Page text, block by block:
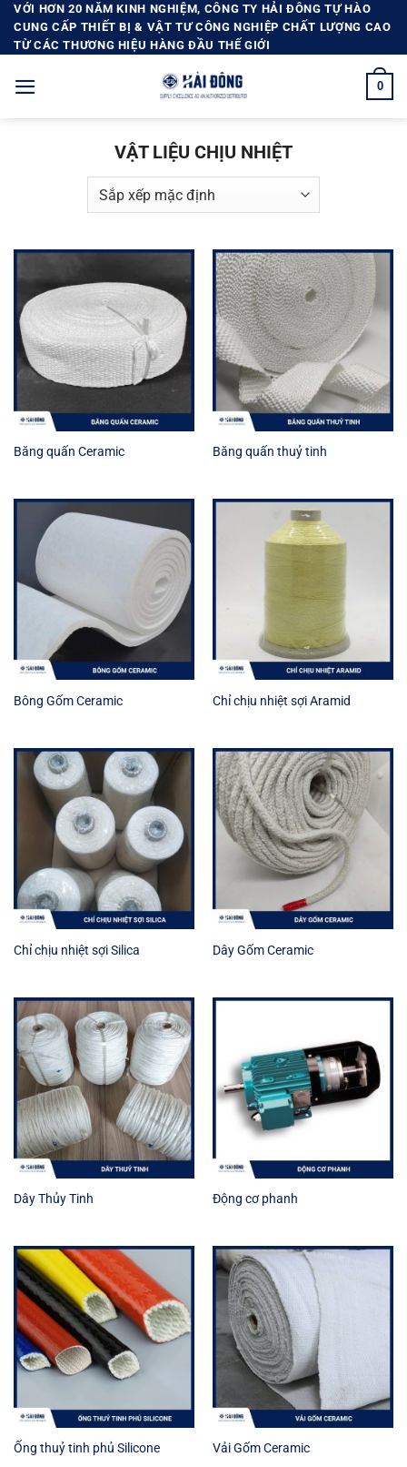
Bỏ
qua
nội
dung
VỚI HƠN 20 NĂM KINH NGHIỆM, CÔNG TY HẢI ĐÔNG TỰ HÀO
CUNG CẤP THIẾT BỊ & VẬT TƯ CÔNG NGHIỆP CHẤT LƯỢNG CAO
TỪ CÁC THƯƠNG HIỆU HÀNG ĐẦU THẾ GIỚI
0
VẬT LIỆU CHỊU NHIỆT
Băng quấn Ceramic Băng quấn thuỷ tinh
Bông Gốm Ceramic Chỉ chịu nhiệt sợi Aramid
Chỉ chịu nhiệt sợi Silica Dây Gốm Ceramic
Dây Thủy Tinh Động cơ phanh
Ống thuỷ tinh phủ Silicone Vải Gốm Ceramic